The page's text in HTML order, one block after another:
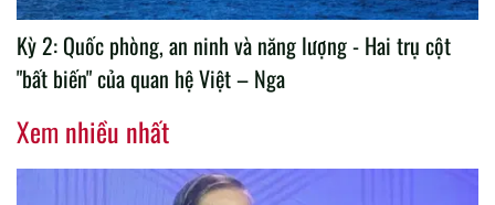
Kỳ 2: Quốc phòng, an ninh và năng lượng - Hai trụ cột
"bất biến" của quan hệ Việt – Nga
Xem nhiều nhất